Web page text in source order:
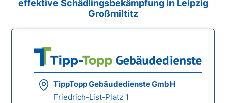
effektive Schädlingsbekämpfung in Leipzig
Großmiltitz
TippTopp Gebäudedienste GmbH
Friedrich-List-Platz 1